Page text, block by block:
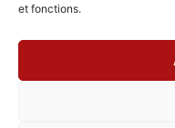
et fonctions.